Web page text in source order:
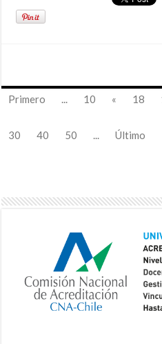
Primero ... 10 « 18
30
40 50 ... Último